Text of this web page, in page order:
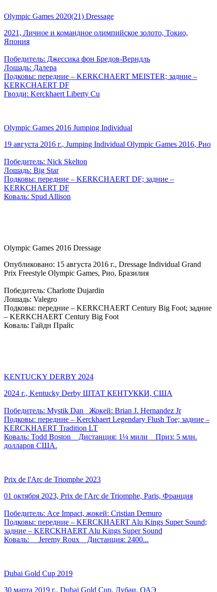
Olympic Games 2020(21) Dressage
2021, Личное и командное олимпийское золото, Токио,
Япония
Победитель: Джессика фон Бредов-Верндль
Лошадь: Далера
Подковы: передние – KERKCHAERT MEISTER; задние –
KERKCHAERT DF
Гвозди: Kerckhaert Liberty Cu
Olympic Games 2016 Jumping Individual
19 августа 2016 г., Jumping Individual Olympic Games 2016, Рио
Победитель: Nick Skelton
Лошадь: Big Star
Подковы: передние – KERKCHAERT DF; задние –
KERKCHAERT DF
Коваль: Spud Allison
Olympic Games 2016 Dressage
Опубликовано: 15 августа 2016 г., Dressage Individual Grand
Prix Freestyle Olympic Games, Рио, Бразилия
Победитель: Charlotte Dujardin
Лошадь: Valegro
Подковы: передние – KERKCHAERT Century Big Foot; задние
– KERKCHAERT Century Big Foot
Коваль: Гайдн Прайс
KENTUCKY DERBY 2024
2024 г., Kentucky Derby ШТАТ КЕНТУККИ, США
Победитель: Mystik Dan Жокей: Brian J. Hernandez Jr
Подковы: передние – Kerckhaert Legendary Flush Toe; задние –
KERCKHAERT Tradition LT
Коваль: Todd Boston Дистанция: 1¼ мили Приз: 5 млн.
долларов США.
Prix de l'Arc de Triomphe 2023
01 октября 2023, Prix de l'Arc de Triomphe, Paris, Франция
Победитель: Ace Impact, жокей: Cristian Demuro
Подковы: передние – KERCKHAERT Alu Kings Super Sound;
задние – KERCKHAERT Alu Kings Super Sound
Коваль: Jeremy Roux Дистанция: 2400...
Dubai Gold Cup 2019
30 марта 2019 г., Dubai Gold Cup, Дубаи, ОАЭ